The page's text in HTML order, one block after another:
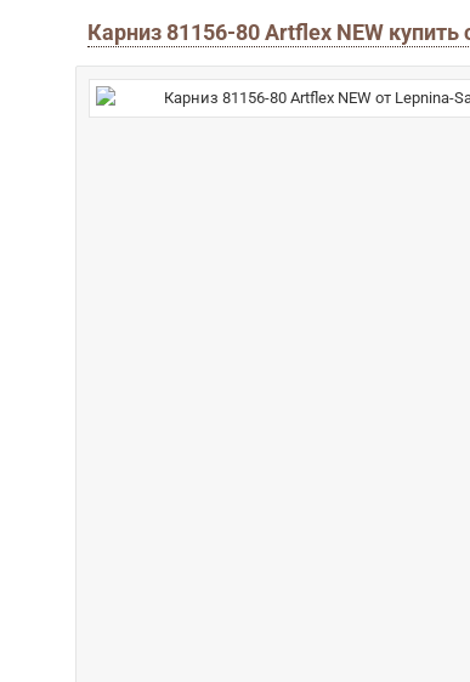
Карниз 81156-80 Artflex NEW